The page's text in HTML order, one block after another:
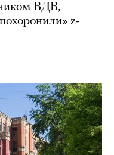
ВДВ,
z-